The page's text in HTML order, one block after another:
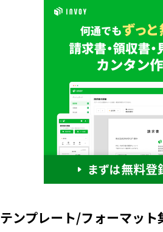
テンプレート/フォーマット